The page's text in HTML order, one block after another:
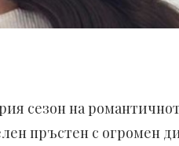
сезон на
пръстен с огромен